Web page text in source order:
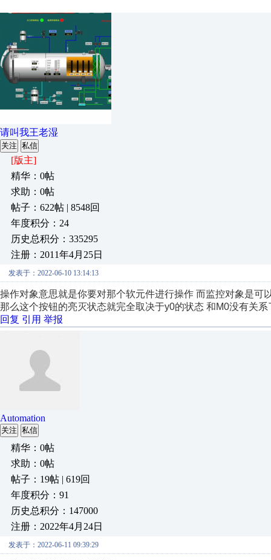
请叫我王老湿
关注 私信
[版主]
精华：0帖
求助：0帖
帖子：622帖 | 8548回
年度积分：24
历史总积分：335295
注册：2011年4月25日
发表于：2022-06-10 13:14:13
操作对象意思就是你要对那个软元件进行操作 而监控对象是
那么这个按钮的亮灭状态就完全取决于y0的状态 和M0没有关系
回复 引用 举报
Automation
关注 私信
精华：0帖
求助：0帖
帖子：19帖 | 619回
年度积分：91
历史总积分：147000
注册：2022年4月24日
发表于：2022-06-11 09:39:29